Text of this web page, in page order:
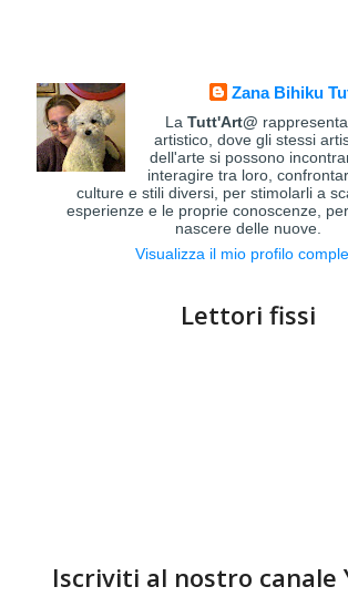
Zana Bihiku
LaTutt'Art@
artistico, dove gli stessi
dell'arte si possono
interagire tra loro,
culture e stili diversi, per stimolarli a
esperienze e le proprie conoscenze,
nascere delle nuove.
Visualizza il mio profilo
Lettori fissi
Iscriviti al nostro canale